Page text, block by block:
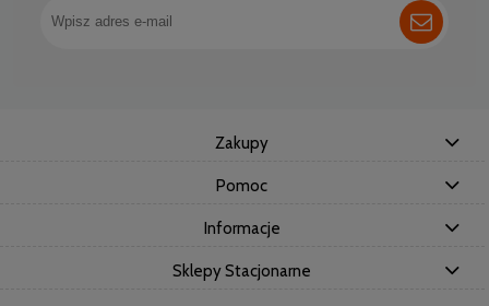
Zakupy
Pomoc
Informacje
Sklepy Stacjonarne